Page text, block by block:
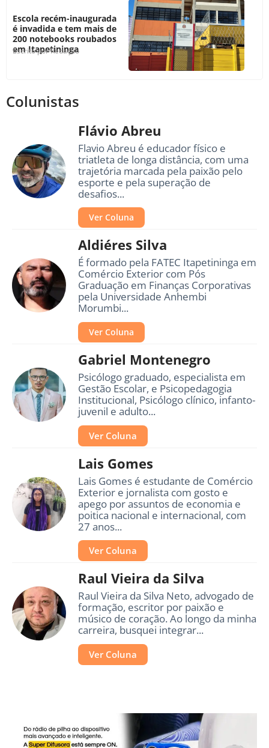
Escola recém-inaugurada
é invadida e tem mais de
200 notebooks roubados
em Itapetininga
Escrito porRedação
Colunistas
Flávio Abreu
Flavio Abreu é educador físico e
triatleta de longa distância, com uma
trajetória marcada pela paixão pelo
esporte e pela superação de
desafios...
Ver Coluna
Aldiéres Silva
É formado pela FATEC Itapetininga em
Comércio Exterior com Pós
Graduação em Finanças Corporativas
pela Universidade Anhembi
Morumbi...
Ver Coluna
Gabriel Montenegro
Psicólogo graduado, especialista em
Gestão Escolar, e Psicopedagogia
Institucional, Psicólogo clínico, infanto-
juvenil e adulto...
Ver Coluna
Lais Gomes
Lais Gomes é estudante de Comércio
Exterior e jornalista com gosto e
apego por assuntos de economia e
poitica nacional e internacional, com
27 anos...
Ver Coluna
Raul Vieira da Silva
Raul Vieira da Silva Neto, advogado de
formação, escritor por paixão e
músico de coração. Ao longo da minha
carreira, busquei integrar...
Ver Coluna